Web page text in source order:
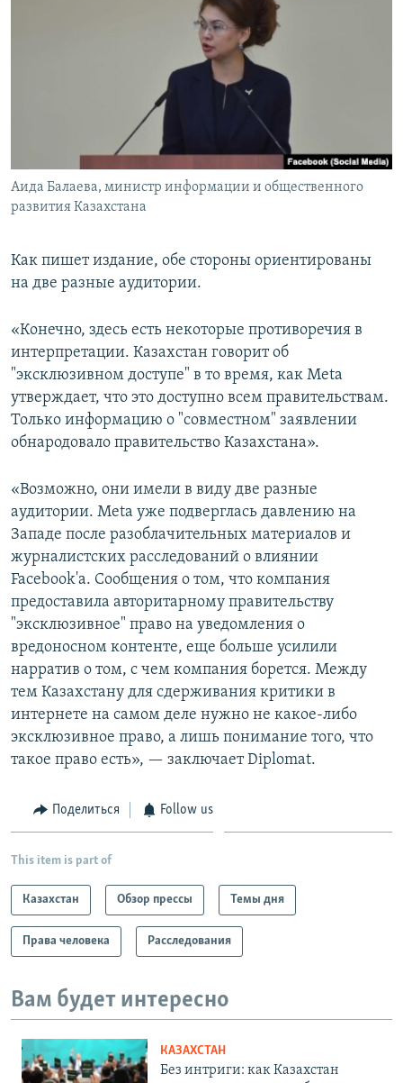
Аида Балаева, министр информации и общественного
развития Казахстана
Как пишет издание, обе стороны ориентированы
на две разные аудитории.
«Конечно, здесь есть некоторые противоречия в
интерпретации. Казахстан говорит об
"эксклюзивном доступе" в то время, как Meta
утверждает, что это доступно всем правительствам.
Только информацию о "совместном" заявлении
обнародовало правительство Казахстана».
«Возможно, они имели в виду две разные
аудитории. Meta уже подверглась давлению на
Западе после разоблачительных материалов и
журналистских расследований о влиянии
Facebook'а. Сообщения о том, что компания
предоставила авторитарному правительству
"эксклюзивное" право на уведомления о
вредоносном контенте, еще больше усилили
нарратив о том, с чем компания борется. Между
тем Казахстану для сдерживания критики в
интернете на самом деле нужно не какое-либо
эксклюзивное право, а лишь понимание того, что
такое право есть», — заключает Diplomat.
Поделиться Follow us
This item is part of
Казахстан Обзор прессы Темы дня
Права человека Расследования
Вам будет интересно
КАЗАХСТАН
Без интриги: как Казахстан